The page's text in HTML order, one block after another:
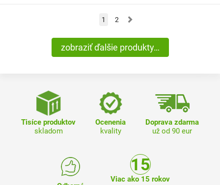
1 2
zobraziť ďalšie produkty…
Tisíce produktov
skladom
Ocenenia
kvality
Doprava zdarma
už od 90 eur
Viac ako 15 rokov